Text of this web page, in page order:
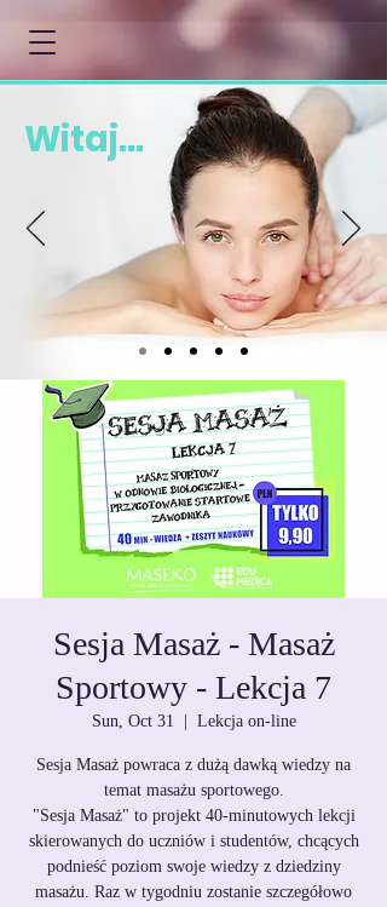
Witaj...
Sesja Masaż - Masaż
Sportowy - Lekcja 7
Sun, Oct 31 Lekcja on-line
Sesja Masaż powraca z dużą dawką wiedzy na
temat masażu sportowego.
"Sesja Masaż" to projekt 40-minutowych lekcji
skierowanych do uczniów i studentów, chcących
podnieść poziom swoje wiedzy z dziedziny
masażu. Raz w tygodniu zostanie szczegółowo